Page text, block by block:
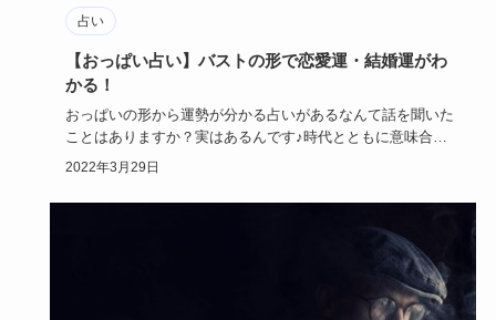
占い
【おっぱい占い】バストの形で恋愛運・結婚運がわ
かる！
おっぱいの形から運勢が分かる占いがあるなんて話を聞いた
ことはありますか？実はあるんです♪時代とともに意味合い
は少し変化して…
2022年3月29日